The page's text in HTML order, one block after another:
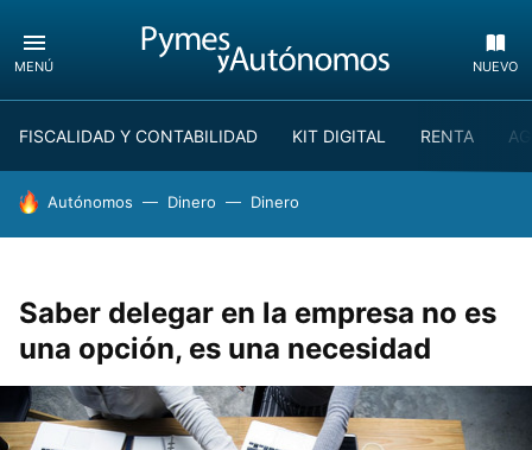
MENÚ NUEVO
FISCALIDAD Y CONTABILIDAD KIT DIGITAL RENTA
HOY SE HABLA DE
Autónomos Dinero Dinero
Saber delegar en la empresa no es
una opción, es una necesidad